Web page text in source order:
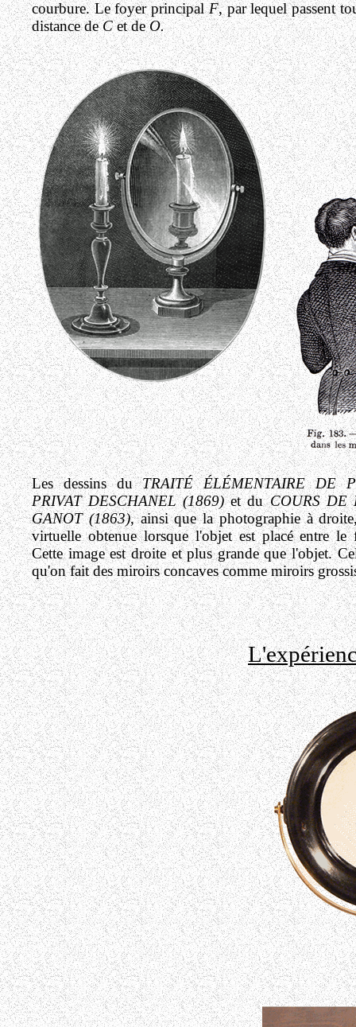
courbure. Le foyer principalF, par lequel passent
distance deCet deO.
Les dessins duTRAITÉ ÉLÉMENTAIRE DE
PRIVAT DESCHANEL (1869)et duCOURS DE
GANOT (1863), ainsi que la photographie à
virtuelle obtenue lorsque l'objet est placé entre
Cette image est droite et plus grande que l'objet.
qu'on fait des miroirs concaves comme miroirs